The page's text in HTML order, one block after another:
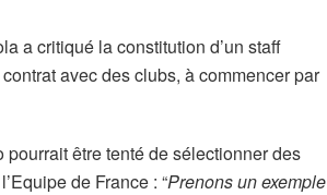
a critiqué la constitution d’un staff
avec des clubs, à commencer par
être tenté de sélectionner des
de France : “Prenons un exemple